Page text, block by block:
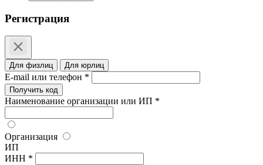
Регистрация
Для физлиц Для юрлиц
E-mail или телефон *
Получить код
Наименование организации или ИП *
Организация
ИП
ИНН *